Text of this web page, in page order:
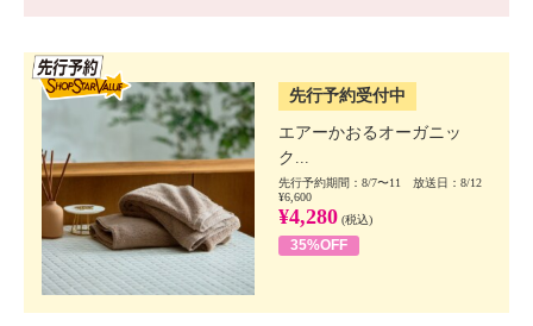
先行予約受付中
エアーかおるオーガニッ
ク...
先行予約期間：8/7〜11 放送日：8/12
¥6,600
¥4,280 (税込)
35%OFF